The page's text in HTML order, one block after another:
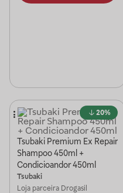
20%
Tsubaki Premium Ex Repair
Shampoo 450ml +
Condicioandor 450ml
Tsubaki
Loja parceira Drogasil